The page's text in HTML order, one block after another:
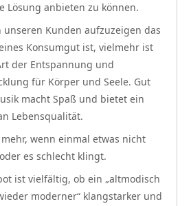
Lösung anbieten zu können.
unseren Kunden aufzuzeigen das
Konsumgut ist, vielmehr ist
der Entspannung und
für Körper und Seele. Gut
macht Spaß und bietet ein
Lebensqualität.
wenn einmal etwas nicht
es schlecht klingt.
ist vielfältig, ob ein „altmodisch
moderner“ klangstarker und